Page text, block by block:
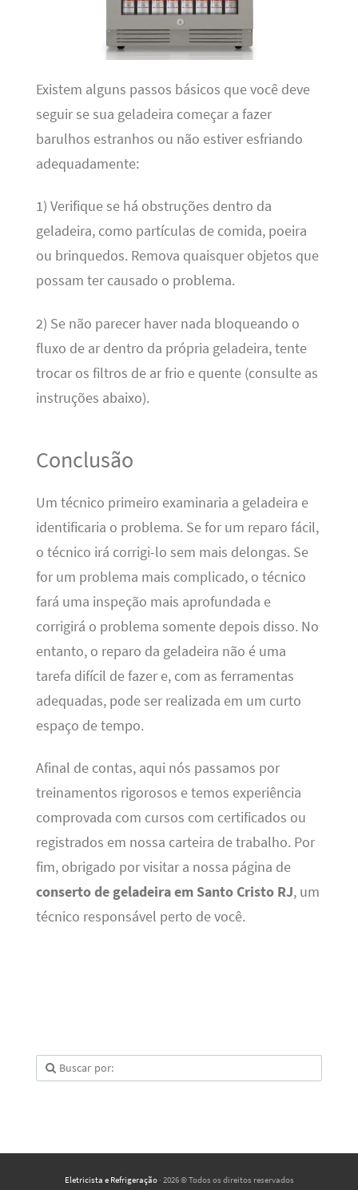
Existem alguns passos básicos que você deve
seguir se sua geladeira começar a fazer
barulhos estranhos ou não estiver esfriando
adequadamente:
1) Verifique se há obstruções dentro da
geladeira, como partículas de comida, poeira
ou brinquedos. Remova quaisquer objetos que
possam ter causado o problema.
2) Se não parecer haver nada bloqueando o
fluxo de ar dentro da própria geladeira, tente
trocar os filtros de ar frio e quente (consulte as
instruções abaixo).
Conclusão
Um técnico primeiro examinaria a geladeira e
identificaria o problema. Se for um reparo fácil,
o técnico irá corrigi-lo sem mais delongas. Se
for um problema mais complicado, o técnico
fará uma inspeção mais aprofundada e
corrigirá o problema somente depois disso. No
entanto, o reparo da geladeira não é uma
tarefa difícil de fazer e, com as ferramentas
adequadas, pode ser realizada em um curto
espaço de tempo.
Afinal de contas, aqui nós passamos por
treinamentos rigorosos e temos experiência
comprovada com cursos com certificados ou
registrados em nossa carteira de trabalho. Por
fim, obrigado por visitar a nossa página de
conserto de geladeira em Santo Cristo RJ, um
técnico responsável perto de você.
Eletricista e Refrigeração· 2026 © Todos os direitos reservados